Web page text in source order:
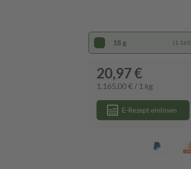
18 g
20,97 €
1.165,00 € / 1 kg
E-Rezept einlösen